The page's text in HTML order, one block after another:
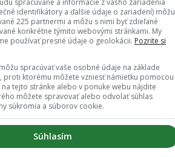
prípad
Korčokovi má dohru: Ministrom
prokuratúra
spracúvané a informácie z vášho zariadenia
identifikátory a ďalšie údaje o zariadení) môžu
225 partnermi a môžu s nimi byť zdieľané
konkrétne týmito webovými stránkami. My
používať presné údaje o geolokácii. Pozrite si
spracúvať vaše osobné údaje na základe
proti ktorému môžete vzniesť námietku pomocou
tejto stránke alebo v ponuke webu nájdite
môžete spravovať alebo odvolať súhlas
súkromia a súborov cookie.
Súhlasím